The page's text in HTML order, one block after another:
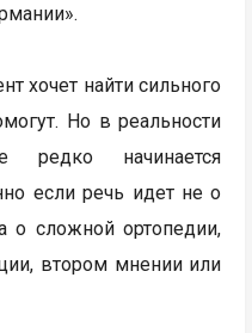
хочет найти сильного
Но в реальности
редко начинается
если речь идет не о
о сложной ортопедии,
втором мнении или